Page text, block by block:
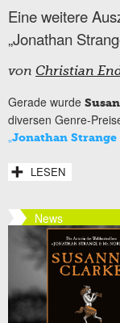
Eine weitere
„Jonathan
von Christian
Gerade wurde
diversen Genre-
„Jonathan Strange
LESEN
News